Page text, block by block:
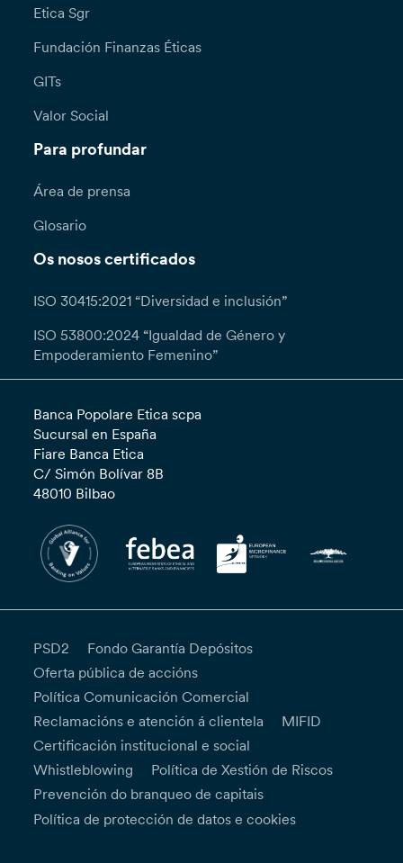
Etica Sgr
Fundación Finanzas Éticas
GITs
Valor Social
Para profundar
Área de prensa
Glosario
Os nosos certificados
ISO 30415:2021 “Diversidad e inclusión”
ISO 53800:2024 “Igualdad de Género y
Empoderamiento Femenino”
Banca Popolare Etica scpa
Sucursal en España
Fiare Banca Etica
C/ Simón Bolívar 8B
48010 Bilbao
PSD2
Fondo Garantía Depósitos
Oferta pública de accións
Política Comunicación Comercial
Reclamacións e atención á clientela
MIFID
Certificación institucional e social
Whistleblowing
Política de Xestión de Riscos
Prevención do branqueo de capitais
Política de protección de datos e cookies